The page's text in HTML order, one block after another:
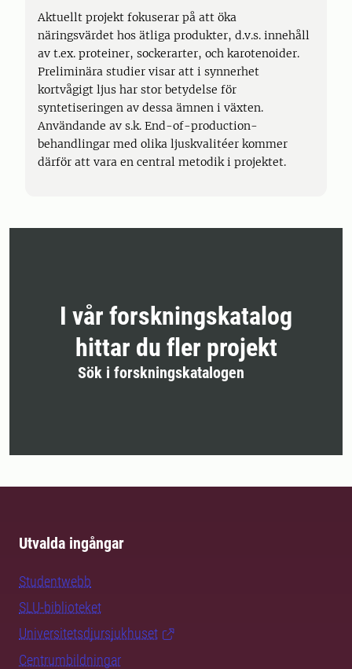
Aktuellt projekt fokuserar på att öka
näringsvärdet hos ätliga produkter, d.v.s. innehåll
av t.ex. proteiner, sockerarter, och karotenoider.
Preliminära studier visar att i synnerhet
kortvågigt ljus har stor betydelse för
syntetiseringen av dessa ämnen i växten.
Användande av s.k. End-of-production-
behandlingar med olika ljuskvalitéer kommer
därför att vara en central metodik i projektet.
I vår forskningskatalog
hittar du fler projekt
Sök i forskningskatalogen
Utvalda ingångar
Studentwebb
SLU-biblioteket
Universitetsdjursjukhuset
Centrumbildningar